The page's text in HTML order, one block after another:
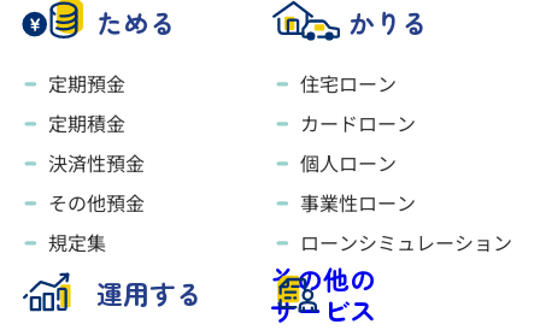
ためる
定期預金
定期積金
決済性預金
その他預金
規定集
かりる
住宅ローン
カードローン
個人ローン
事業性ローン
ローンシミュレーション
運用する
その他の
サービス